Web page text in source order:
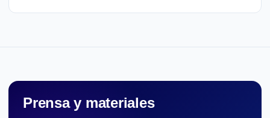
Prensa y materiales